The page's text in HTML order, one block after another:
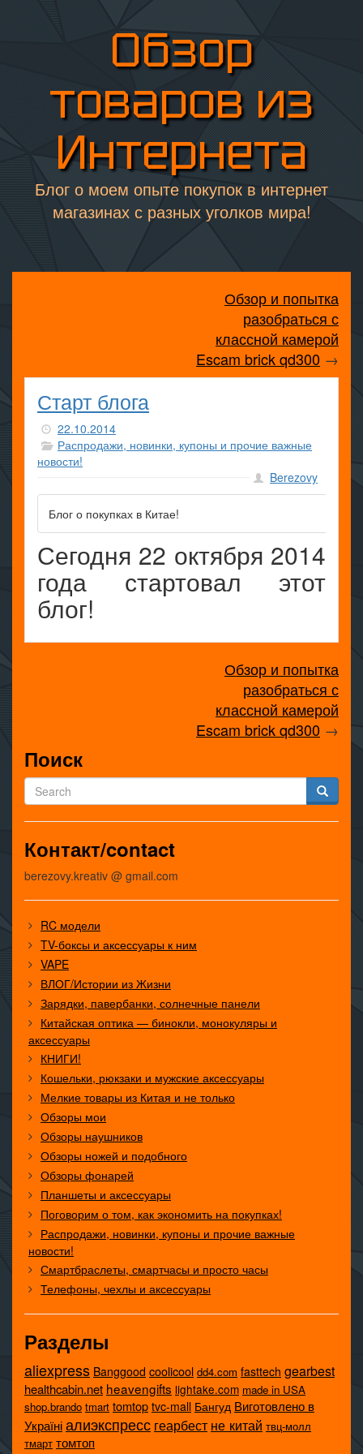
Обзор
товаров из
Интернета
Блог о моем опыте покупок в интернет
магазинах с разных уголков мира!
Обзор и попытка
разобраться с
классной камерой
Escam brick qd300 →
Старт блога
22.10.2014
Распродажи, новинки, купоны и прочие важные
новости!
Berezovy
Блог о покупках в Китае!
Сегодня 22 октября 2014
года стартовал этот
блог!
Обзор и попытка
разобраться с
классной камерой
Escam brick qd300 →
Поиск
Контакт/contact
berezovy.kreativ @ gmail.com
RC модели
TV-боксы и аксессуары к ним
VAPE
ВЛОГ/Истории из Жизни
Зарядки, павербанки, солнечные панели
Китайская оптика — бинокли, монокуляры и
аксессуары
КНИГИ!
Кошельки, рюкзаки и мужские аксессуары
Мелкие товары из Китая и не только
Обзоры мои
Обзоры наушников
Обзоры ножей и подобного
Обзоры фонарей
Планшеты и аксессуары
Поговорим о том, как экономить на покупках!
Распродажи, новинки, купоны и прочие важные
новости!
Смартбраслеты, смартчасы и просто часы
Телефоны, чехлы и аксессуары
Разделы
aliexpress Banggood coolicool dd4.com fasttech gearbest
healthcabin.net heavengifts lightake.com made in USA
shop.brando tmart tomtop tvc-mall Бангуд Виготовлено в
Україніалиэкспресс геарбест не китай твц-молл
тмарт томтоп